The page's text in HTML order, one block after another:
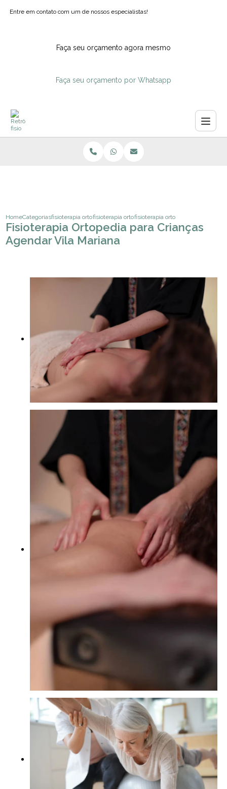
Entre em contato com um de nossos especialistas!
Faça seu orçamento agora mesmo
Faça seu orçamento por Whatsapp
HomeCategoriasfisioterapia ortopedicafisioterapia ortopedia pediatrica
fisioterapia ortopedia para
Fisioterapia Ortopedia para Crianças
Agendar Vila Mariana